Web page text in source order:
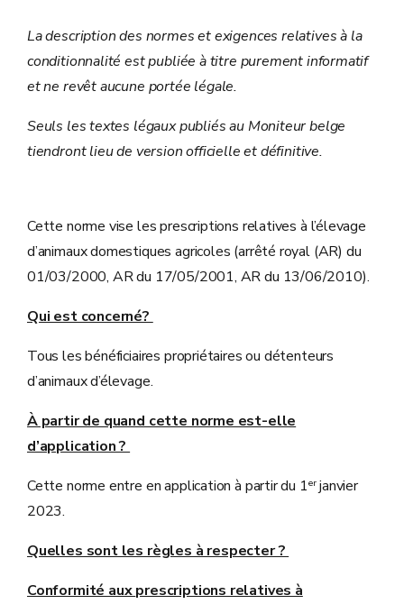
La description des normes et exigences relatives à la
conditionnalité est publiée à titre purement informatif
et ne revêt aucune portée légale.
Seuls les textes légaux publiés au Moniteur belge
tiendront lieu de version officielle et définitive.
Cette norme vise les prescriptions relatives à l’élevage
d’animaux domestiques agricoles (arrêté royal (AR) du
01/03/2000, AR du 17/05/2001, AR du 13/06/2010).
Qui est concerné?
Tous les bénéficiaires propriétaires ou détenteurs
d’animaux d’élevage.
À partir de quand cette norme est-elle
d’application ?
Cette norme entre en application à partir du 1erjanvier
2023.
Quelles sont les règles à respecter ?
Conformité auxprescriptions relatives à